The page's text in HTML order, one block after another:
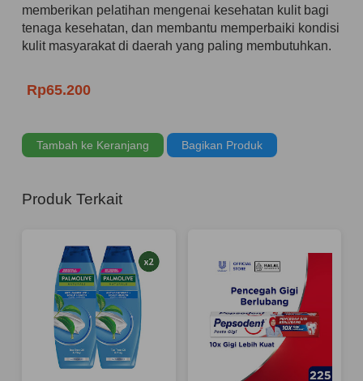
memberikan pelatihan mengenai kesehatan kulit bagi
tenaga kesehatan, dan membantu memperbaiki kondisi
kulit masyarakat di daerah yang paling membutuhkan.
Rp65.200
Tambah ke Keranjang Bagikan Produk
Produk Terkait